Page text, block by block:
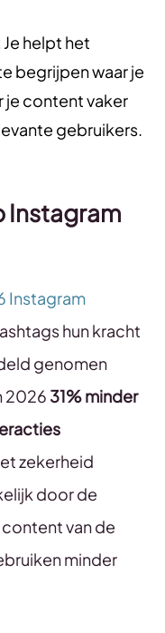
Je helpt het
begrijpen waar je
je content vaker
gebruikers.
Instagram
Instagram
hun kracht
genomen
2026 31% minder
zekerheid
door de
van de
minder